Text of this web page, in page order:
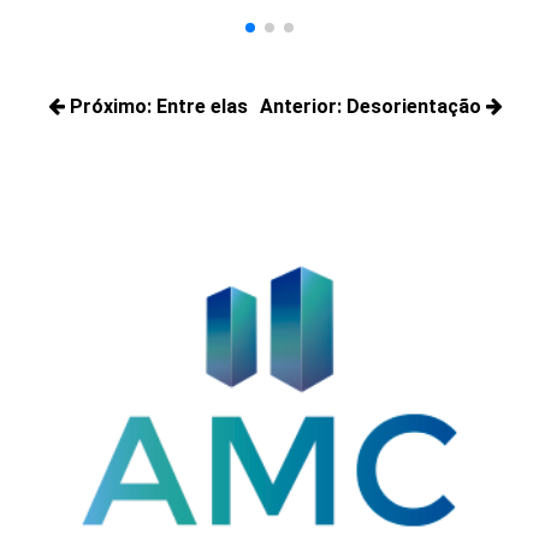
Navegação
Anterior: Desorientação
Próximo: Entre elas